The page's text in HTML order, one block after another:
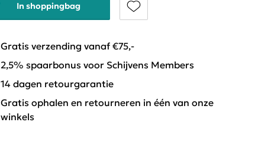
In shoppingbag
Gratis verzending vanaf €75,-
2,5% spaarbonus voor Schijvens Members
14 dagen retourgarantie
Gratis ophalen en retourneren in één van onze
winkels